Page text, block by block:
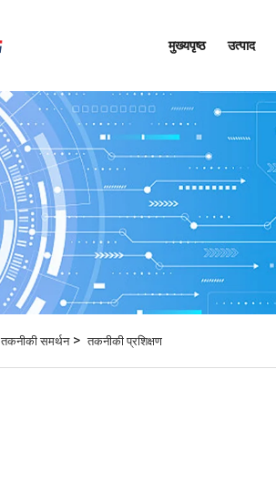
मुख्यपृष्ठ उत्पाद
तकनीकी समर्थन>तकनीकी प्रशिक्षण